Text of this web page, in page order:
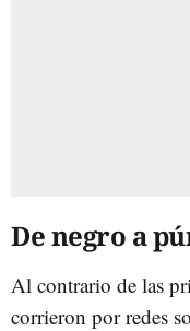
De negro a
Al contrario de las
corrieron por redes